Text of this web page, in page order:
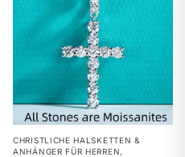
CHRISTLICHE HALSKETTEN &
ANHÄNGER FÜR HERREN,